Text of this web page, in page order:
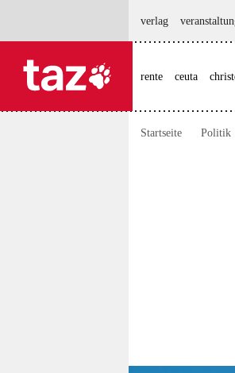
verlag
rente ceuta
Startseite Politik